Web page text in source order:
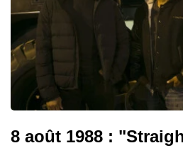
8 août 1988 :